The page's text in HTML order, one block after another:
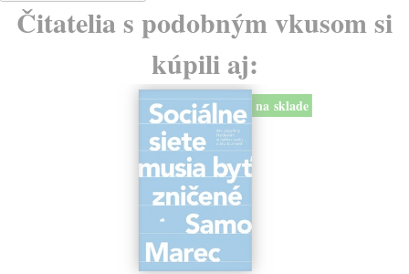
Čitatelia s podobným vkusom si
kúpili aj:
na sklade